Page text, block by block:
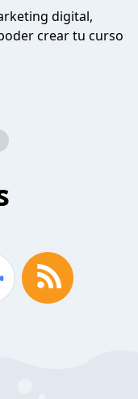
digital,
crear tu curso